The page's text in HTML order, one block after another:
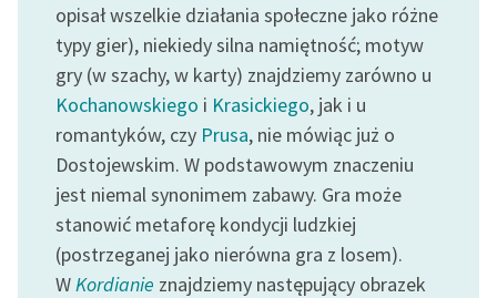
opisał wszelkie działania społeczne jako różne
typy gier), niekiedy silna namiętność; motyw
gry (w szachy, w karty) znajdziemy zarówno u
Kochanowskiego i Krasickiego, jak i u
romantyków, czy Prusa, nie mówiąc już o
Dostojewskim. W podstawowym znaczeniu
jest niemal synonimem zabawy. Gra może
stanowić metaforę kondycji ludzkiej
(postrzeganej jako nierówna gra z losem).
WKordianie znajdziemy następujący obrazek